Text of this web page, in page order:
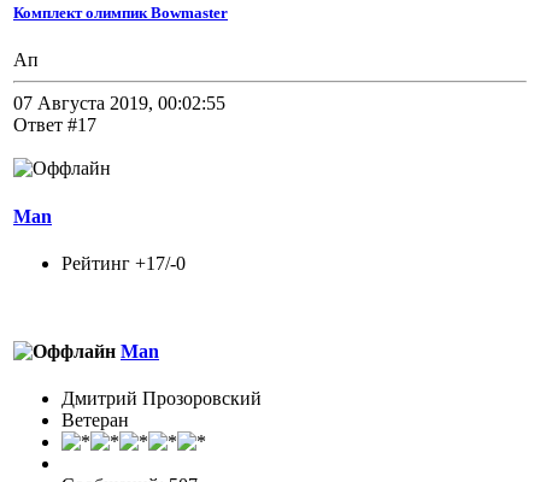
Комплект олимпик Bowmaster
Ап
07 Августа 2019, 00:02:55
Ответ #17
Man
Рейтинг +17/-0
Man
Дмитрий Прозоровский
Ветеран